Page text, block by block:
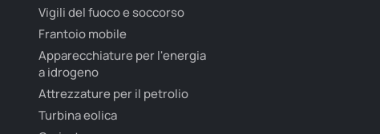
Vigili del fuoco e soccorso
Frantoio mobile
Apparecchiature per l'energia
a idrogeno
Attrezzature per il petrolio
Turbina eolica